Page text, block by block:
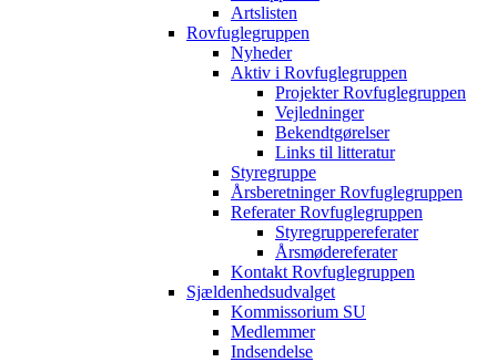
Artslisten
Rovfuglegruppen
Nyheder
Aktiv i Rovfuglegruppen
Projekter Rovfuglegruppen
Vejledninger
Bekendtgørelser
Links til litteratur
Styregruppe
Årsberetninger Rovfuglegruppen
Referater Rovfuglegruppen
Styregruppereferater
Årsmødereferater
Kontakt Rovfuglegruppen
Sjældenhedsudvalget
Kommissorium SU
Medlemmer
Indsendelse